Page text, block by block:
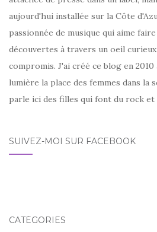
aujourd'hui installée sur la Côte
passionnée de musique qui aime
découvertes à travers un oeil
compromis. J'ai créé ce blog en
lumière la place des femmes dans la
parle ici des filles qui font du rock et
SUIVEZ-MOI SUR FACEBOOK
CATÉGORIES